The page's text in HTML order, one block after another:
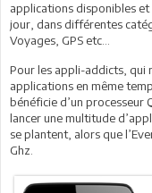
applications disponibles
jour, dans différentes
Voyages, GPS etc...
Pour les appli-addicts, qui
applications en même
bénéficie d’un processeur
lancer une multitude
se plantent, alors que
Ghz.